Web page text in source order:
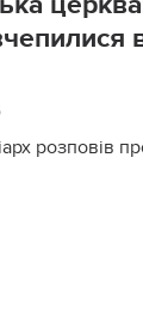
розповів